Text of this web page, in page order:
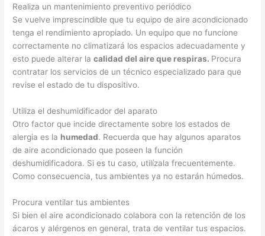
Realiza un mantenimiento preventivo periódico
Se vuelve imprescindible que tu equipo de aire acondicionado
tenga el rendimiento apropiado. Un equipo que no funcione
correctamente no climatizará los espacios adecuadamente y
esto puede alterar lacalidad del aire que respiras. Procura
contratar los servicios de un técnico especializado para que
revise el estado de tu dispositivo.
Utiliza el deshumidificador del aparato
Otro factor que incide directamente sobre los estados de
alergia es la humedad. Recuerda que hay algunos aparatos
de aire acondicionado que poseen la función
deshumidificadora. Si es tu caso, utilízala frecuentemente.
Como consecuencia, tus ambientes ya no estarán húmedos.
Procura ventilar tus ambientes
Si bien el aire acondicionado colabora con la retención de los
ácaros y alérgenos en general, trata de ventilar tus espacios.